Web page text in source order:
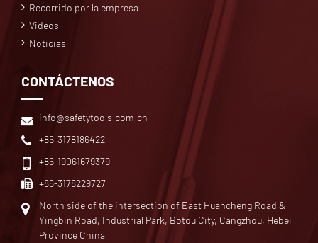
Recorrido por la empresa
Videos
Noticias
CONTÁCTENOS
info@safetytools.com.cn
+86-3178186422
+86-19061679379
+86-3178229727
North side of the intersection of East Huancheng Road &
Yingbin Road, Industrial Park, Botou City, Cangzhou, Hebei
Province China